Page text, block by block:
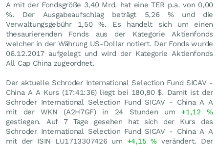
A mit der Fondsgröße 3,40 Mrd. hat eine TER p.a. von 0,00
%. Der Ausgabeaufschlag beträgt 5,26 % und die
Verwaltungsgebühr 1,50 %. Es handelt sich um einen
thesaurierenden Fonds aus der Kategorie Aktienfonds
welcher in der Währung US-Dollar notiert. Der Fonds wurde
06.12.2017 aufgelegt und wird der Kategorie Aktienfonds
All Cap China zugeordnet.
Der aktuelle Schroder International Selection Fund SICAV -
China A A Kurs (17:41:36) liegt bei 180,80 $. Damit ist der
Schroder International Selection Fund SICAV - China A A
mit der WKN (A2H7GF) in 24 Stunden um +1,12%
gestiegen. Auf 7 Tage gesehen hat sich der Kurs des
Schroder International Selection Fund SICAV - China A A
mit der ISIN LU1713307426 um +4,15%verändert. Der